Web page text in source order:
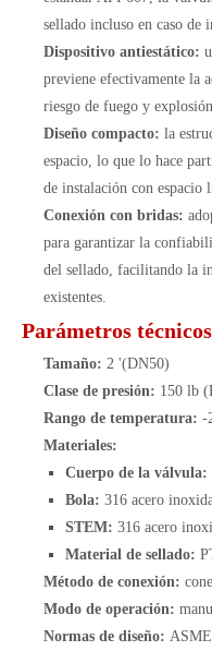
sellado incluso en caso de
Dispositivo antiestático:
previene efectivamente la
riesgo de fuego y
Diseño compacto: la
espacio, lo que lo hace
de instalación con espacio
Conexión con bridas:
para garantizar la
del sellado, facilitando la
existentes.
Parámetros técnicos
Tamaño: 2 '(DN50)
Clase de presión: 150 lb
Rango de temperatura: -
Materiales:
Cuerpo de la válvula:
Bola: 316 acero
STEM: 316 acero
Material de sellado:
Método de conexión:
Modo de operación:
Normas de diseño: